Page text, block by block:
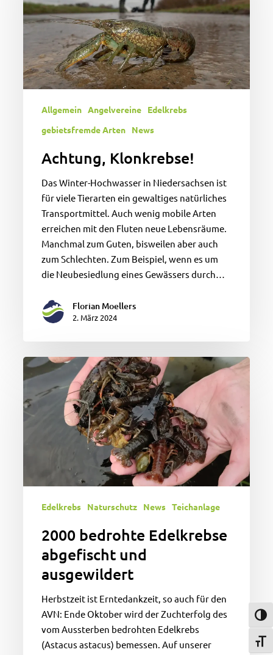
Allgemein Angelvereine
Edelkrebs
gebietsfremde Arten
News
Achtung, Klonkrebse!
Das Winter-Hochwasser in Niedersachsen ist
für viele Tierarten ein gewaltiges natürliches
Transportmittel. Auch wenig mobile Arten
erreichen mit den Fluten neue Lebensräume.
Manchmal zum Guten, bisweilen aber auch
zum Schlechten. Zum Beispiel, wenn es um
die Neubesiedlung eines Gewässers durch…
Florian Moellers
2. März 2024
2000
bedrohte
Edelkrebse
abgefischt
Edelkrebs Naturschutz News Teichanlage
2000 bedrohte Edelkrebse
abgefischt und
ausgewildert
Herbstzeit ist Erntedankzeit, so auch für den
AVN: Ende Oktober wird der Zuchterfolg des
vom Aussterben bedrohten Edelkrebs
(Astacus astacus) bemessen. Auf unserer